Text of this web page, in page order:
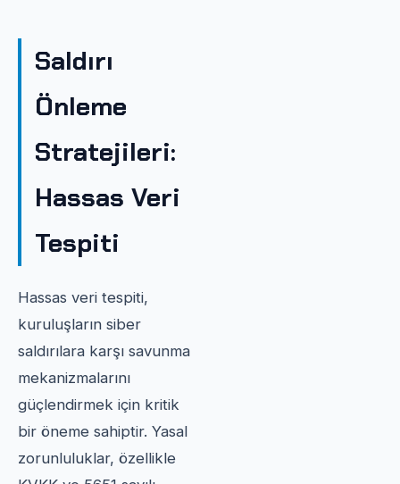
Saldırı
Önleme
Stratejileri:
Hassas Veri
Tespiti
Hassas veri tespiti,
kuruluşların siber
saldırılara karşı savunma
mekanizmalarını
güçlendirmek için kritik
bir öneme sahiptir. Yasal
zorunluluklar, özellikle